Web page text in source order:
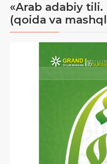
«Arab adabiy
(qoida va